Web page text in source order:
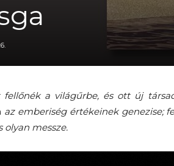
a világűrbe, és ott új
az emberiség értékeinek genezise;
olyan messze.